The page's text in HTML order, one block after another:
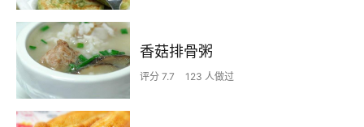
香菇排骨粥
评分 7.7 123 人做过